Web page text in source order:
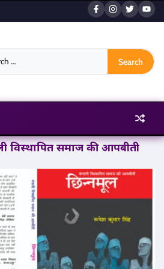
विस्थापित समाज की आपबीती